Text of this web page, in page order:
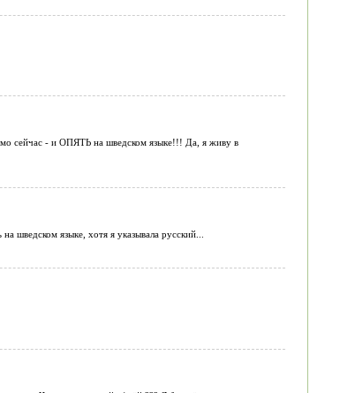
сейчас - и ОПЯТЬ на шведском языке!!! Да, я живу в
шведском языке, хотя я указывала русский...